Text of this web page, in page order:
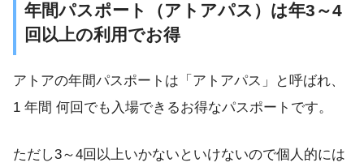
年間パスポート（アトアパス）は年3～4
回以上の利用でお得
アトアの年間パスポートは「アトアパス」と呼ばれ、
1 年間 何回でも入場できるお得なパスポートです。
ただし3～4回以上いかないといけないので個人的には